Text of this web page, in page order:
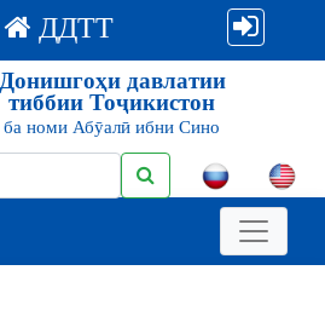
ДДТТ
Донишгоҳи давлатии
тиббии Тоҷикистон
ба номи Абӯалӣ ибни Сино